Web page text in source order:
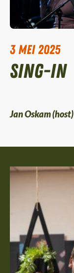
3 mei 2025
Sing-in
Jan Oskam (host)